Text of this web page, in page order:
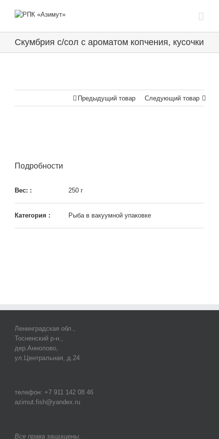
Скумбрия с/сол с ароматом копчения, кусочки
Предыдущий товар Следующий товар
Подробности
Вес: : 250 г
Категория : Рыба в вакуумной упаковке
Ленинградская обл.,
Тосненский р-н.,
дер.Аннолово,
ул.Центральная, д.24
телефон: +7 911 142 08 46
azimut.fish@yandex.ru
Все права защищены.